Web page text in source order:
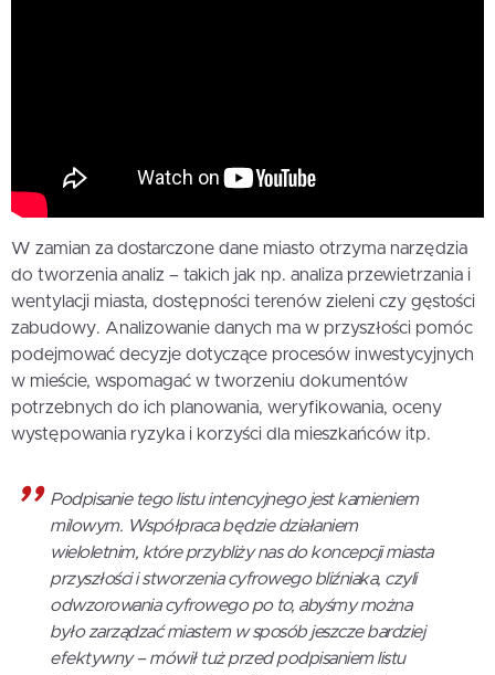
W zamian za dostarczone dane miasto otrzyma narzędzia
do tworzenia analiz – takich jak np. analiza przewietrzania i
wentylacji miasta, dostępności terenów zieleni czy gęstości
zabudowy. Analizowanie danych ma w przyszłości pomóc
podejmować decyzje dotyczące procesów inwestycyjnych
w mieście, wspomagać w tworzeniu dokumentów
potrzebnych do ich planowania, weryfikowania, oceny
występowania ryzyka i korzyści dla mieszkańców itp.
Podpisanie tego listu intencyjnego jest kamieniem
milowym. Współpraca będzie działaniem
wieloletnim, które przybliży nas do koncepcji miasta
przyszłości i stworzenia cyfrowego bliźniaka, czyli
odwzorowania cyfrowego po to, abyśmy można
było zarządzać miastem w sposób jeszcze bardziej
efektywny – mówił tuż przed podpisaniem listu